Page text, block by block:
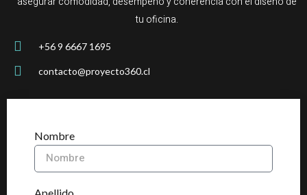
tu oficina.
+56 9 6667 1695
contacto@proyecto360.cl
Nombre
Apellido